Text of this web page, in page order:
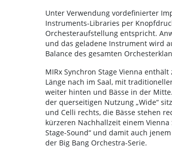
Unter Verwendung vordefinierter
Instruments-Libraries per
Orchesteraufstellung entspricht.
und das geladene Instrument wird
Balance des gesamten
MIRx Synchron Stage Vienna
Länge nach im Saal, mit
weiter hinten und Bässe in der
der querseitigen Nutzung „Wide“
und Celli rechts, die Bässe stehen
kürzeren Nachhallzeit einem
Stage-Sound“ und damit auch
der Big Bang Orchestra-Serie.